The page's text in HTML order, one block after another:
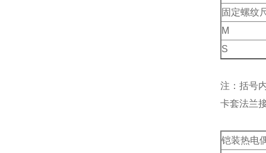
固定螺纹
M
S
注：括号
卡套法兰
铠装热电